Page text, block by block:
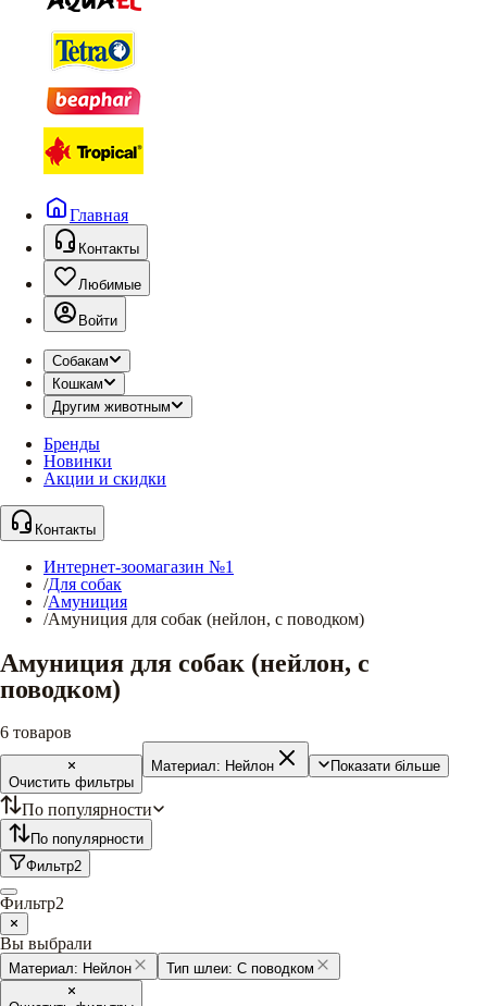
Главная
Контакты
Любимые
Войти
Собакам
Кошкам
Другим животным
Бренды
Новинки
Акции и скидки
Контакты
Интернет-зоомагазин №1
/Для собак
/Амуниция
/Амуниция для собак (нейлон, с поводком)
Амуниция для собак (нейлон, с
поводком)
6 товаров
Очистить фильтры
Материал: Нейлон Показати більше
По популярности
По популярности
Фильтр2
Фильтр2
Вы выбрали
Материал: Нейлон Тип шлеи: С поводком